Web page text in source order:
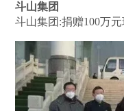
斗山集团
斗山集团:捐赠100万